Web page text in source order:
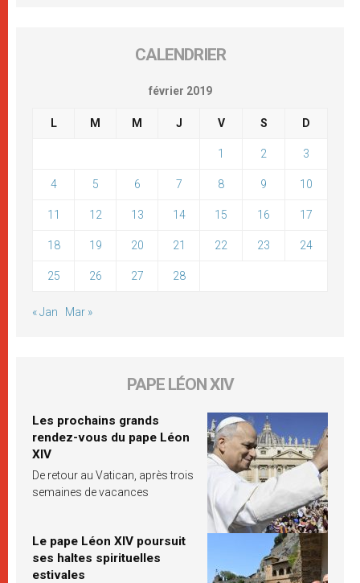
CALENDRIER
février 2019
L M M J V S D
1 2 3
4 5 6 7 8 9 10
11 12 13 14 15 16 17
18 19 20 21 22 23 24
25 26 27 28
« Jan Mar »
PAPE LÉON XIV
Les prochains grands
rendez-vous du pape Léon
XIV
De retour au Vatican, après trois
semaines de vacances
Le pape Léon XIV poursuit
ses haltes spirituelles
estivales